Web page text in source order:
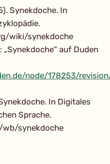
Synekdoche. In
wiki/synekdoche
auf Duden
node/178253/
In Digitales
Sprache.
synekdoche